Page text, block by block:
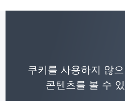
쿠키를 사용하지 않
콘텐츠를 볼 수